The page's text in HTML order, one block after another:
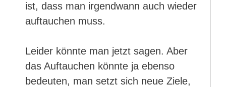
ist, dass man irgendwann auch wieder
auftauchen muss.
Leider könnte man jetzt sagen. Aber
das Auftauchen könnte ja ebenso
bedeuten, man setzt sich neue Ziele,